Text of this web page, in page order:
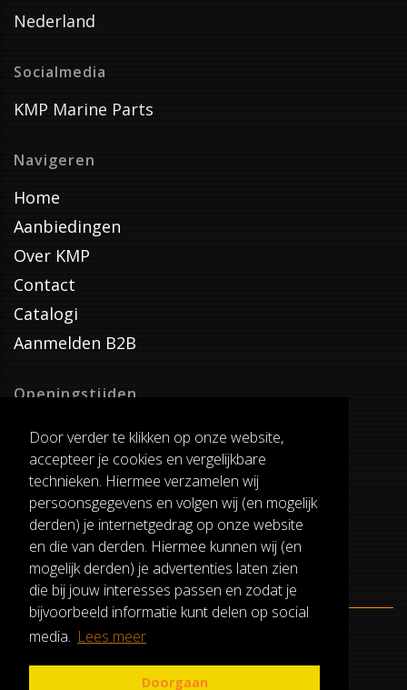
Door verder te klikken op onze website,
accepteer je cookies en vergelijkbare
technieken. Hiermee verzamelen wij
persoonsgegevens en volgen wij (en mogelijk
derden) je internetgedrag op onze website
en die van derden. Hiermee kunnen wij (en
mogelijk derden) je advertenties laten zien
die bij jouw interesses passen en zodat je
bijvoorbeeld informatie kunt delen op social
media. Lees meer
Doorgaan
Nederland
Socialmedia
KMP Marine Parts
Navigeren
Home
Aanbiedingen
Over KMP
Contact
Catalogi
Aanmelden B2B
Openingstijden
Dinsdag T/M Zaterdag
van 8:00-17:00
Verzenddagen
Dinsdag T/M Vrijdag
Pauze
12:30-13:00
RUILEN EN RETOURNEREN